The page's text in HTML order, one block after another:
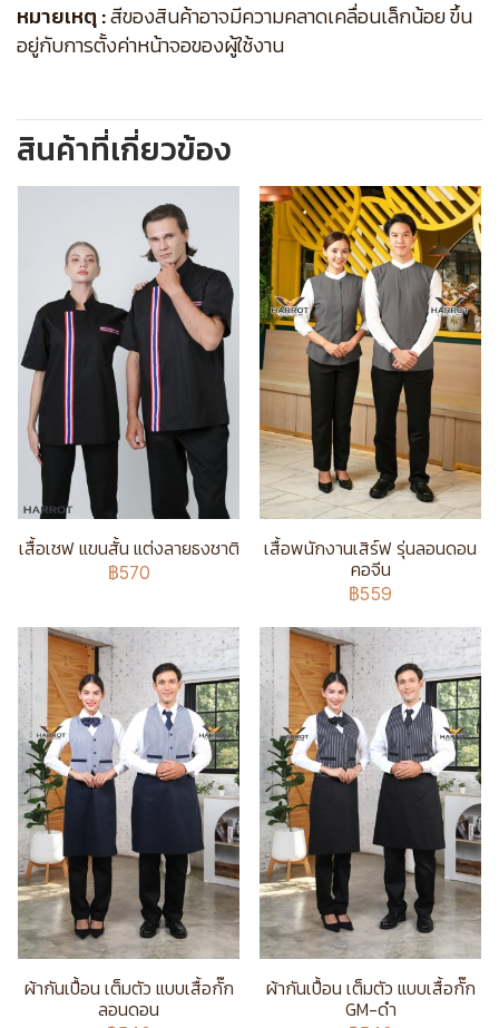
หมายเหตุ :สีของสินค้าอาจมีความคลาดเคลื่อนเล็กน้อย ขึ้น
อยู่กับการตั้งค่าหน้าจอของผู้ใช้งาน
สินค้าที่เกี่ยวข้อง
เสื้อเชฟ แขนสั้น แต่งลายธงชาติ
฿570
เสื้อพนักงานเสิร์ฟ รุ่นลอนดอน
คอจีน
฿559
ผ้ากันเปื้อน เต็มตัว แบบเสื้อกั๊ก
ลอนดอน
ผ้ากันเปื้อน เต็มตัว แบบเสื้อกั๊ก
GM-ดำ